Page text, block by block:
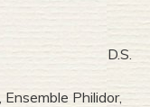
D.S.
Ensemble Philidor,